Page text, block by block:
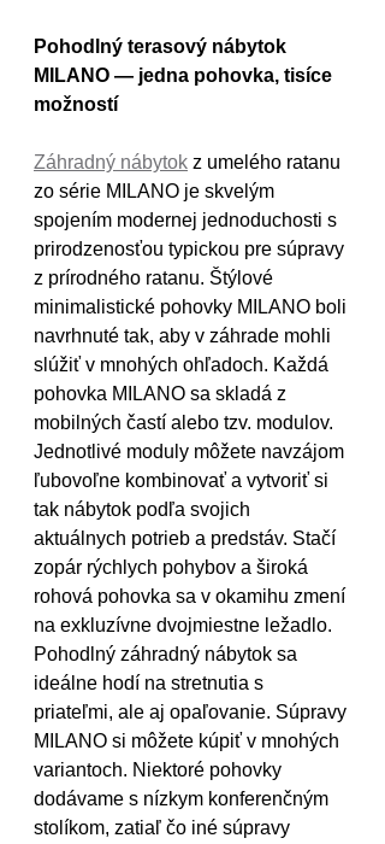
Pohodlný terasový nábytok
MILANO — jedna pohovka, tisíce
možností
Záhradný nábytok z umelého ratanu
zo série MILANO je skvelým
spojením modernej jednoduchosti s
prirodzenosťou typickou pre súpravy
z prírodného ratanu. Štýlové
minimalistické pohovky MILANO boli
navrhnuté tak, aby v záhrade mohli
slúžiť v mnohých ohľadoch. Každá
pohovka MILANO sa skladá z
mobilných častí alebo tzv. modulov.
Jednotlivé moduly môžete navzájom
ľubovoľne kombinovať a vytvoriť si
tak nábytok podľa svojich
aktuálnych potrieb a predstáv. Stačí
zopár rýchlych pohybov a široká
rohová pohovka sa v okamihu zmení
na exkluzívne dvojmiestne ležadlo.
Pohodlný záhradný nábytok sa
ideálne hodí na stretnutia s
priateľmi, ale aj opaľovanie. Súpravy
MILANO si môžete kúpiť v mnohých
variantoch. Niektoré pohovky
dodávame s nízkym konferenčným
stolíkom, zatiaľ čo iné súpravy